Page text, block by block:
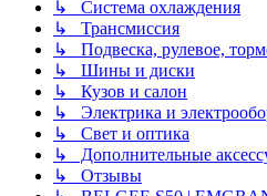
↳ Система охлаждения
↳ Трансмиссия
↳ Подвеска, рулевое,
↳ Шины и диски
↳ Кузов и салон
↳ Электрика и
↳ Свет и оптика
↳ Дополнительные
↳ Отзывы